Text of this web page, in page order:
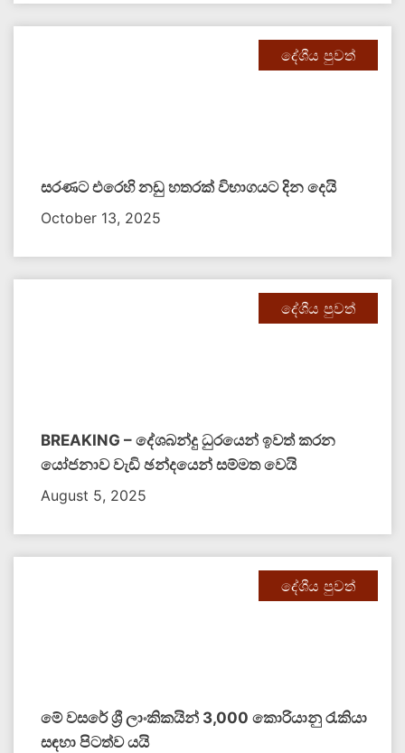
දේශීය පුවත්
සරණට එරෙහි නඩු හතරක් විභාගයට දින දෙයි
October 13, 2025
දේශීය පුවත්
BREAKING – දේශබන්දු ධුරයෙන් ඉවත් කරන
යෝජනාව වැඩි ඡන්දයෙන් සම්මත වෙයි
August 5, 2025
දේශීය පුවත්
මේ වසරේ ශ්‍රී ලාංකිකයින් 3,000 කොරියානු රැකියා
සඳහා පිටත්ව යයි